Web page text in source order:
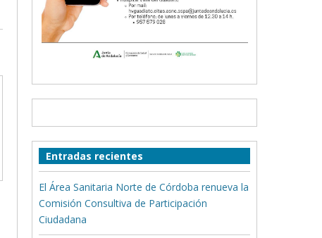
Entradas recientes
El Área Sanitaria Norte de Córdoba renueva la
Comisión Consultiva de Participación
Ciudadana